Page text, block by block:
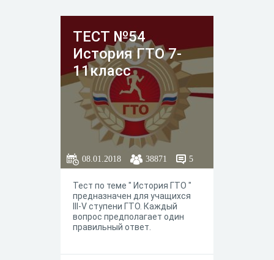
ТЕСТ №54
История ГТО 7-
11класс
08.01.2018 38871 5
Тест по теме " История ГТО "
предназначен для учащихся
III-V ступени ГТО. Каждый
вопрос предполагает один
правильный ответ.